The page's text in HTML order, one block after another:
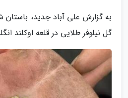
به گزارش علی آباد جدید،
گل نیلوفر طلایی در قلعه اوکلند